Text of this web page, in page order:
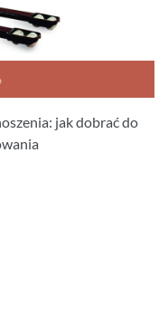
jak dobrać do